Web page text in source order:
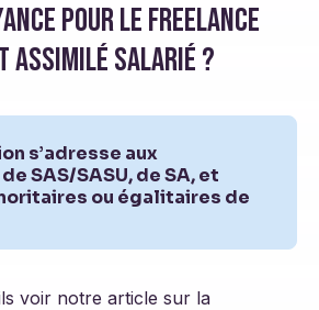
pour le freelance
assimilé salarié ?
s’adresse aux
SAS/SASU, de SA, et
ou égalitaires de
voir notre article sur la